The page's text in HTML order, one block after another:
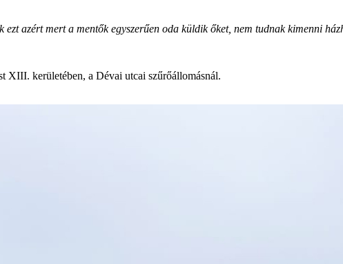
azért mert a mentők egyszerűen oda küldik őket, nem tudnak kimenni
XIII. kerületében, a Dévai utcai szűrőállomásnál.